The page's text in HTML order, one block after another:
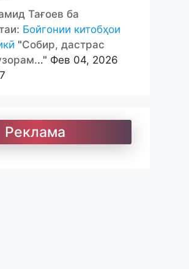
Тағоев ба
Бойгонии китобҳои
"Собир, дастрас
.." Фев 04, 2026
Реклама